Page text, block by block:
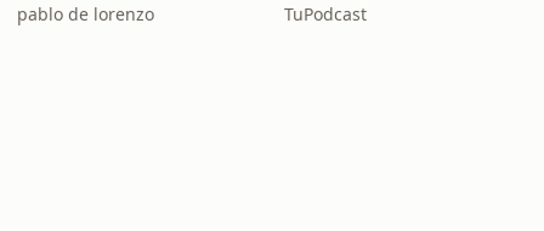
pablo de lorenzo TuPodcast